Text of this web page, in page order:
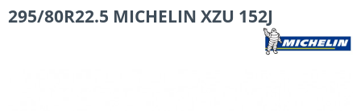
295/80R22.5 MICHELIN XZU 152J